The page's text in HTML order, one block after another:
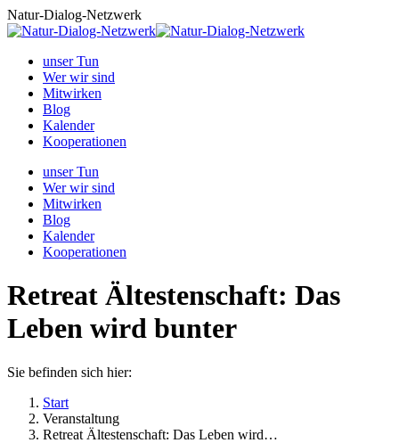
Zum
Inhalt
Natur-Dialog-Netzwerk
unser Tun
Wer wir sind
Mitwirken
Blog
Kalender
Kooperationen
unser Tun
Wer wir sind
Mitwirken
Blog
Kalender
Kooperationen
Retreat Ältestenschaft: Das
Leben wird bunter
Sie befinden sich hier:
Start
Veranstaltung
Retreat Ältestenschaft: Das Leben wird…